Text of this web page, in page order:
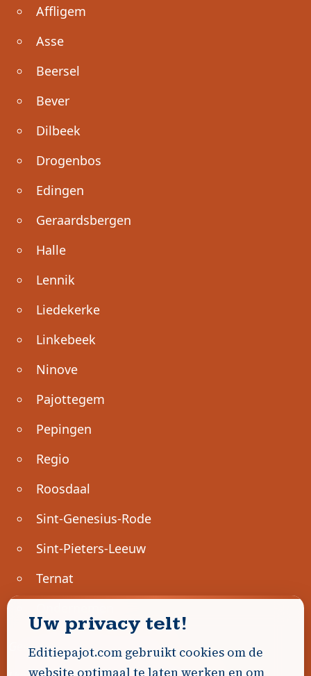
Affligem
Asse
Beersel
Bever
Dilbeek
Drogenbos
Edingen
Geraardsbergen
Halle
Lennik
Liedekerke
Linkebeek
Ninove
Pajottegem
Pepingen
Regio
Roosdaal
Sint-Genesius-Rode
Sint-Pieters-Leeuw
Ternat
Geen advertenties gevonden.
Uw privacy telt!
Editiepajot.com gebruikt cookies om de
website optimaal te laten werken en om